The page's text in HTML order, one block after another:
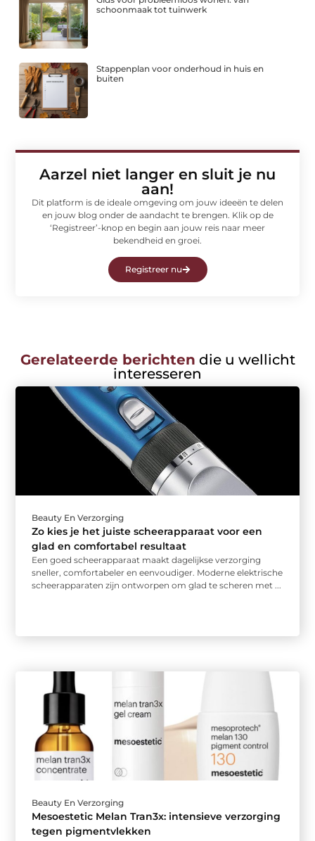
schoonmaak tot tuinwerk
Stappenplan voor onderhoud in huis en
buiten
Aarzel niet langer en sluit je nu
aan!
Dit platform is de ideale omgeving om jouw ideeën te delen
en jouw blog onder de aandacht te brengen. Klik op de
‘Registreer’-knop en begin aan jouw reis naar meer
bekendheid en groei.
Registreer nu
Gerelateerde berichten die u wellicht
interesseren
Beauty En Verzorging
Zo kies je het juiste scheerapparaat voor een
glad en comfortabel resultaat
Een goed scheerapparaat maakt dagelijkse verzorging
sneller, comfortabeler en eenvoudiger. Moderne elektrische
scheerapparaten zijn ontworpen om glad te scheren met ...
Beauty En Verzorging
Mesoestetic Melan Tran3x: intensieve verzorging
tegen pigmentvlekken